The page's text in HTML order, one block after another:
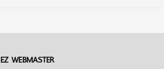
EZ WEBMASTER